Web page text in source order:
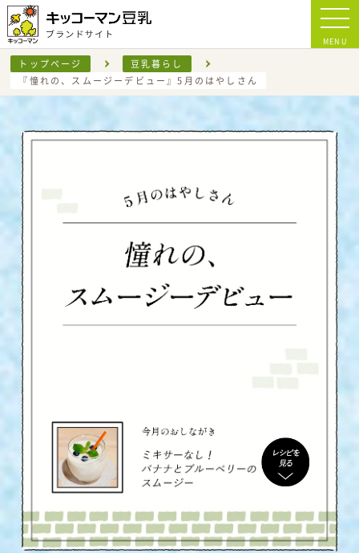
MENU
トップページ
豆乳暮らし
『憧れの、スムージーデビュー』5月のはやしさん